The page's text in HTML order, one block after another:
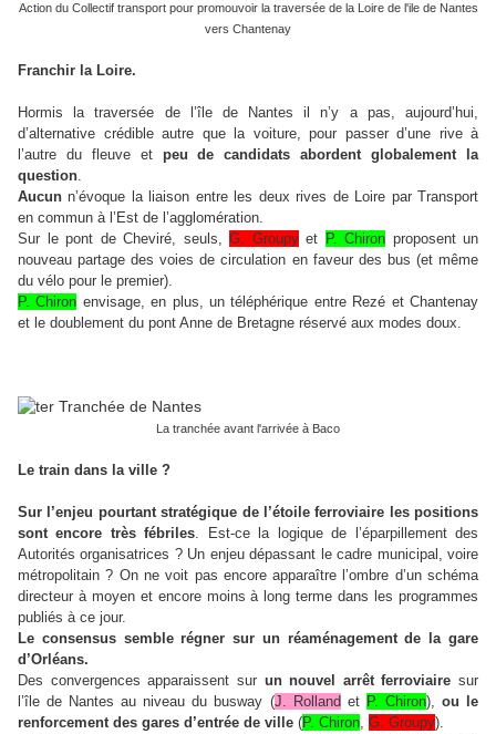
Action du Collectif transport pour promouvoir la traversée de la Loire de l'ile de Nantes
vers Chantenay
Franchir la Loire.
Hormis la traversée de l’île de Nantes il n’y a pas, aujourd’hui,
d’alternative crédible autre que la voiture, pour passer d’une rive à
l’autre du fleuve et peu de candidats abordent globalement la
question.
Aucun n’évoque la liaison entre les deux rives de Loire par Transport
en commun à l’Est de l’agglomération.
Sur le pont de Cheviré, seuls, G. Groupyet P. Chiron proposent un
nouveau partage des voies de circulation en faveur des bus (et même
du vélo pour le premier).
P. Chiron envisage, en plus, un téléphérique entre Rezé et Chantenay
et le doublement du pont Anne de Bretagne réservé aux modes doux.
La tranchée avant l'arrivée à Baco
Le train dans la ville ?
Sur l’enjeu pourtant stratégique de l’étoile ferroviaire les positions
sont encore très fébriles. Est-ce la logique de l’éparpillement des
Autorités organisatrices ? Un enjeu dépassant le cadre municipal, voire
métropolitain ? On ne voit pas encore apparaître l’ombre d’un schéma
directeur à moyen et encore moins à long terme dans les programmes
publiés à ce jour.
Le consensus semble régner sur un réaménagement de la gare
d’Orléans.
Des convergences apparaissent sur un nouvel arrêt ferroviaire sur
l’île de Nantes au niveau du busway (J. Rolland et P. Chiron), ou le
renforcement des gares d’entrée de ville (P. Chiron, G. Groupy).